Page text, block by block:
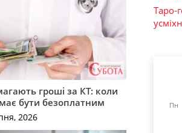
гроші за КТ: коли
бути безоплатним
2026
Таро-
Пн